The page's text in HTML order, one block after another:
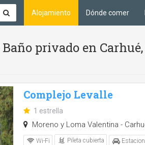
Alojamiento Dónde comer
privado en
Complejo Levalle
1 estrella
Moreno y Loma Valentina -
Wi-Fi Pileta cubierta